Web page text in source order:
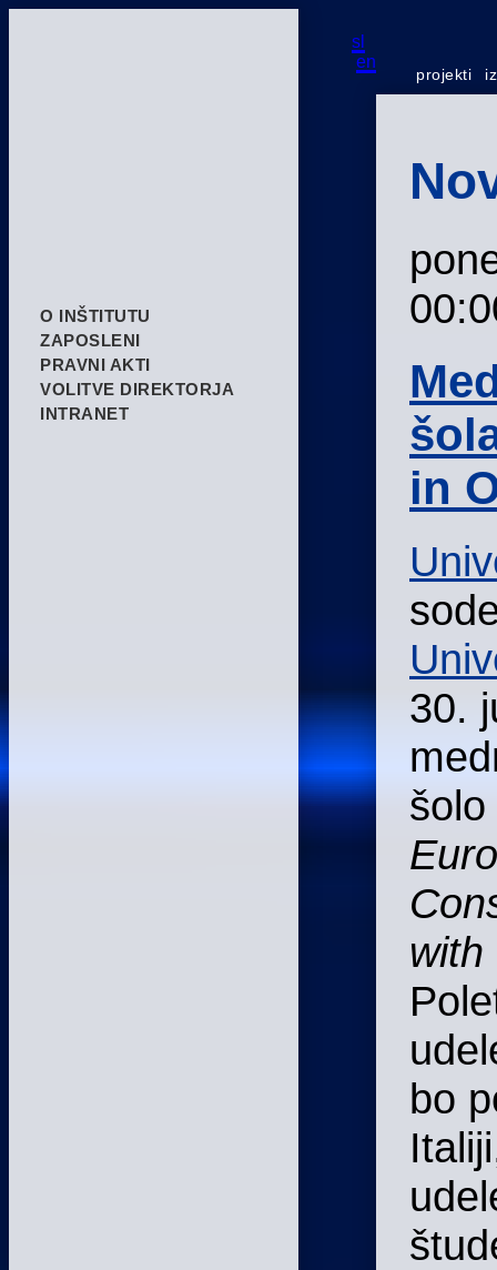
projekti
O INŠTITUTU
ZAPOSLENI
PRAVNI AKTI
VOLITVE DIREKTORJA
INTRANET
en
in
30.
šolo
with
bo